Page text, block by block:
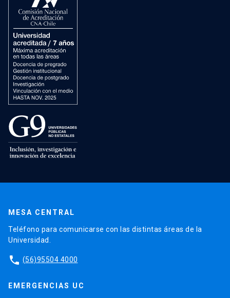
MESA CENTRAL
Teléfono para comunicarse con las distintas áreas de la
Universidad.
phone (56)95504 4000
EMERGENCIAS UC